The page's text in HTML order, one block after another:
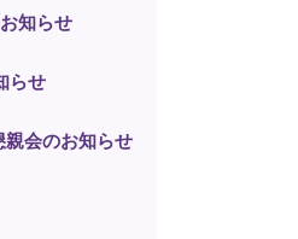
知らせ
らせ
会のお知らせ